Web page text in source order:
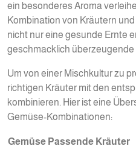
ein besonderes Aroma
Kombination von Kräutern
nicht nur eine gesunde Ernte
geschmacklich überzeugende
Um von einer Mischkultur zu
richtigen Kräuter mit den
kombinieren. Hier ist eine
Gemüse-Kombinationen:
Gemüse Passende Kräuter